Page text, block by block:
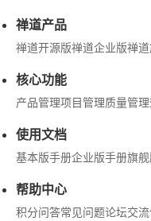
禅道产品
禅道开源版禅道企业版禅
核心功能
产品管理项目管理质量管理
使用文档
基本版手册企业版手册旗
帮助中心
积分问答常见问题论坛交流